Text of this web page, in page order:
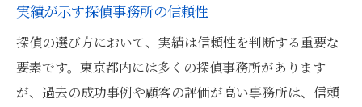
実績が示す探偵事務所の信頼性
探偵の選び方において、実績は信頼性を判断する重要な
要素です。東京都内には多くの探偵事務所があります
が、過去の成功事例や顧客の評価が高い事務所は、信頼